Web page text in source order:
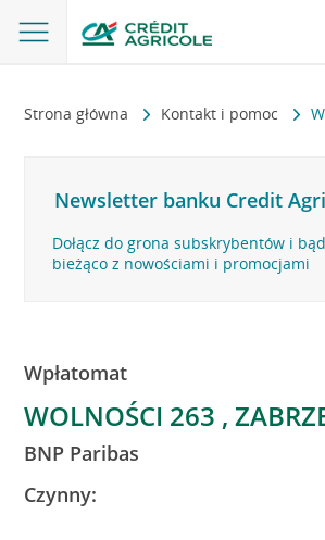
Strona główna Kontakt i pomoc
Newsletter banku Credit
Dołącz do grona subskrybentów i
bieżąco z nowościami i promocjami
Wpłatomat
WOLNOŚCI 263 ,
BNP Paribas
Czynny: